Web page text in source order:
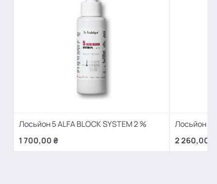
Лосьйон 5 ALFA BLOCK SYSTEM 2 %
1 700,00 ₴
Лосьйон 5
2 260,00 ₴